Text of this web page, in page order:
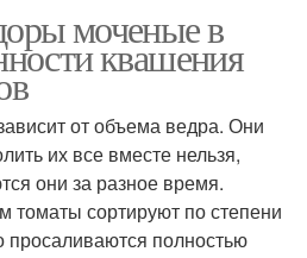
моченые в
квашения
от объема ведра. Они
их все вместе нельзя,
они за разное время.
томаты сортируют по степени
просаливаются полностью